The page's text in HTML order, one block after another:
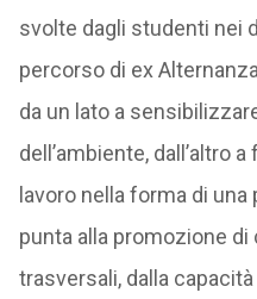
svolte dagli studenti nei
percorso di ex
da un lato a
dell’ambiente, dall’altro
lavoro nella forma di
punta alla promozione
trasversali, dalla